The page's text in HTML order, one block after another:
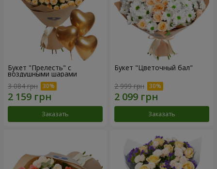
Букет "Прелесть" с
воздушными шарами
3 084 грн
Заказать
Букет "Цветочный бал"
2 999 грн
Заказать